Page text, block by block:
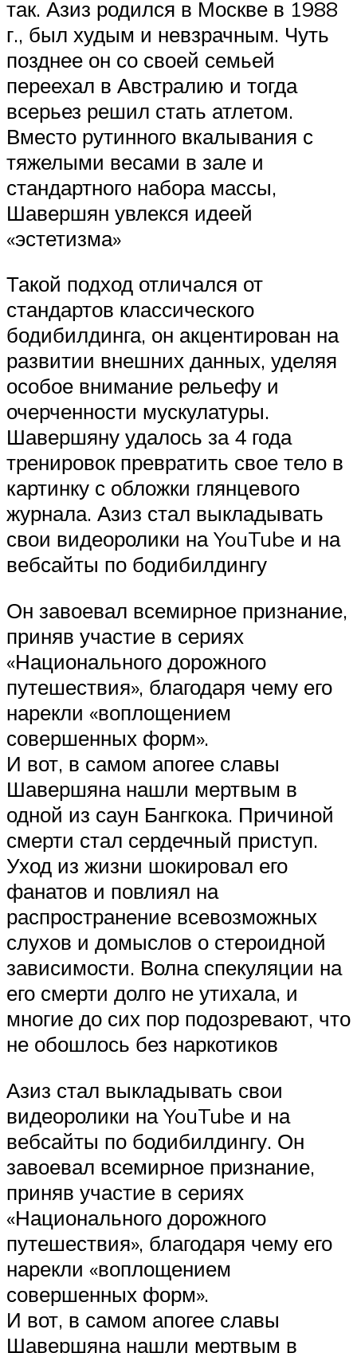
так. Азиз родился в Москве в 1988
г., был худым и невзрачным. Чуть
позднее он со своей семьей
переехал в Австралию и тогда
всерьез решил стать атлетом.
Вместо рутинного вкалывания с
тяжелыми весами в зале и
стандартного набора массы,
Шавершян увлекся идеей
«эстетизма»
Такой подход отличался от
стандартов классического
бодибилдинга, он акцентирован на
развитии внешних данных, уделяя
особое внимание рельефу и
очерченности мускулатуры.
Шавершяну удалось за 4 года
тренировок превратить свое тело в
картинку с обложки глянцевого
журнала. Азиз стал выкладывать
свои видеоролики на YouTube и на
вебсайты по бодибилдингу
Он завоевал всемирное признание,
приняв участие в сериях
«Национального дорожного
путешествия», благодаря чему его
нарекли «воплощением
совершенных форм».
И вот, в самом апогее славы
Шавершяна нашли мертвым в
одной из саун Бангкока. Причиной
смерти стал сердечный приступ.
Уход из жизни шокировал его
фанатов и повлиял на
распространение всевозможных
слухов и домыслов о стероидной
зависимости. Волна спекуляции на
его смерти долго не утихала, и
многие до сих пор подозревают, что
не обошлось без наркотиков
Азиз стал выкладывать свои
видеоролики на YouTube и на
вебсайты по бодибилдингу. Он
завоевал всемирное признание,
приняв участие в сериях
«Национального дорожного
путешествия», благодаря чему его
нарекли «воплощением
совершенных форм».
И вот, в самом апогее славы
Шавершяна нашли мертвым в